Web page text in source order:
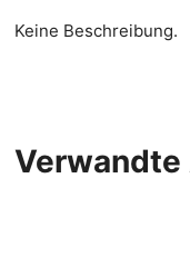
Keine Beschreibung.